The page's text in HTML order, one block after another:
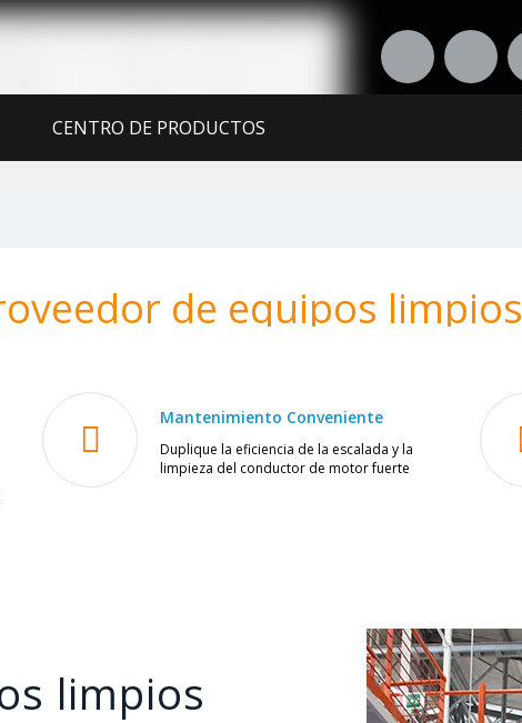
CENTRO DE PRODUCTOS
de equipos limpios
Mantenimiento Conveniente
Duplique la eficiencia de la escalada y la
limpieza del conductor de motor fuerte
limpios